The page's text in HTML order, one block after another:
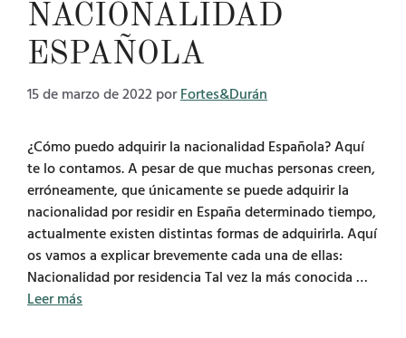
NACIONALIDAD
ESPAÑOLA
15 de marzo de 2022 porFortes&Durán
¿Cómo puedo adquirir la nacionalidad Española? Aquí
te lo contamos. A pesar de que muchas personas creen,
erróneamente, que únicamente se puede adquirir la
nacionalidad por residir en España determinado tiempo,
actualmente existen distintas formas de adquirirla. Aquí
os vamos a explicar brevemente cada una de ellas:
Nacionalidad por residencia Tal vez la más conocida …
Leer más